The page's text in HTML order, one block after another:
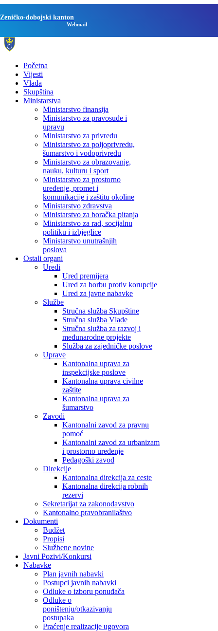
Zeničko-dobojski kanton
Webmail
Početna
Vijesti
Vlada
Skupština
Ministarstva
Ministarstvo finansija
Ministarstvo za pravosuđe i
upravu
Ministarstvo za privredu
Ministarstvo za poljoprivredu,
šumarstvo i vodoprivredu
Ministarstvo za obrazovanje,
nauku, kulturu i sport
Ministarstvo za prostorno
uređenje, promet i
komunikacije i zaštitu okoline
Ministarstvo zdravstva
Ministarstvo za boračka pitanja
Ministarstvo za rad, socijalnu
politiku i izbjeglice
Ministarstvo unutrašnjih
poslova
Ostali organi
Uredi
Ured premijera
Ured za borbu protiv korupcije
Ured za javne nabavke
Službe
Stručna služba Skupštine
Stručna služba Vlade
Stručna služba za razvoj i
međunarodne projekte
Služba za zajedničke poslove
Uprave
Kantonalna uprava za
inspekcijske poslove
Kantonalna uprava civilne
zaštite
Kantonalna uprava za
šumarstvo
Zavodi
Kantonalni zavod za pravnu
pomoć
Kantonalni zavod za urbanizam
i prostorno uređenje
Pedagoški zavod
Direkcije
Kantonalna direkcija za ceste
Kantonalna direkcija robnih
rezervi
Sekretarijat za zakonodavstvo
Kantonalno pravobranilaštvo
Dokumenti
Budžet
Propisi
Službene novine
Javni Pozivi/Konkursi
Nabavke
Plan javnih nabavki
Postupci javnih nabavki
Odluke o izboru ponuđača
Odluke o
poništenju/otkazivanju
postupaka
Praćenje realizacije ugovora